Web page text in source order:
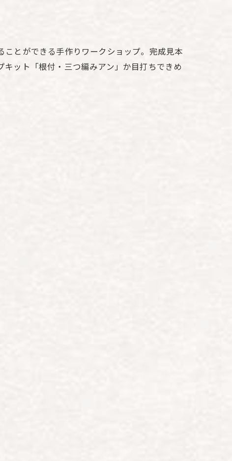
とができる手作りワークショップ。完成見本
ット「根付・三つ編みアン」か目打ちできめ